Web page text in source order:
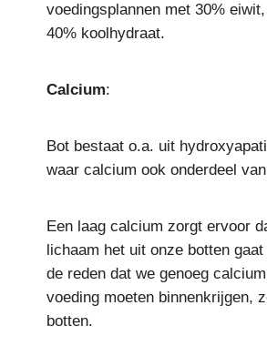
voedingsplannen met 30%
40% koolhydraat.
Calcium:
Bot bestaat o.a. uit
waar calcium ook onderdeel
Een laag calcium zorgt ervoor
lichaam het uit onze botten
de reden dat we genoeg
voeding moeten binnenkrijgen,
botten.